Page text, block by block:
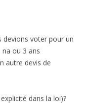
devions voter pour un
ou 3 ans
autre devis de
dans la loi)?